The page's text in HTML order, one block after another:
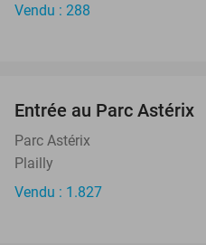
Vendu : 288
TODAY
Entrée au Parc Astérix
Parc Astérix
Plailly
Vendu : 1.827